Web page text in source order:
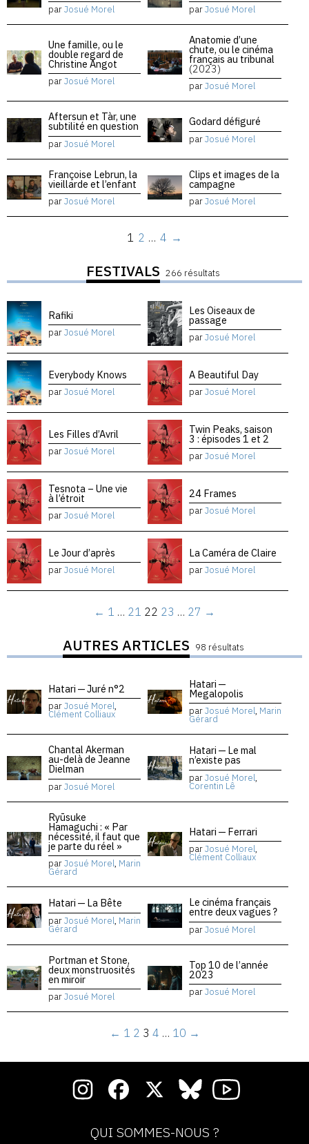
parJosué Morel parJosué Morel
Une famille, ou le
double regard de
Christine Angot
parJosué Morel
Anatomie d’une
chute, ou le cinéma
français au tribunal
(2023)
parJosué Morel
Aftersun et Tàr, une
subtilité en question
parJosué Morel
Godard défiguré
parJosué Morel
Françoise Lebrun, la
vieillarde et l’enfant
parJosué Morel
Clips et images de la
campagne
parJosué Morel
1 2 … 4 →
FESTIVALS 266 résultats
Rafiki
parJosué Morel
Les Oiseaux de
passage
parJosué Morel
Everybody Knows
parJosué Morel
A Beautiful Day
parJosué Morel
Les Filles d’Avril
parJosué Morel
Twin Peaks, saison
3 : épisodes 1 et 2
parJosué Morel
Tesnota – Une vie
à l’étroit
parJosué Morel
24 Frames
parJosué Morel
Le Jour d’après
parJosué Morel
La Caméra de Claire
parJosué Morel
← 1 … 21 22 23 … 27 →
AUTRES ARTICLES 98 résultats
Hatari — Juré n°2
parJosué Morel,
Clément Colliaux
Hatari —
Megalopolis
parJosué Morel, Marin
Gérard
Chantal Akerman
au-delà de Jeanne
Dielman
parJosué Morel
Hatari — Le mal
n’existe pas
parJosué Morel,
Corentin Lê
Ryūsuke
Hamaguchi : « Par
nécessité, il faut que
je parte du réel »
parJosué Morel, Marin
Gérard
Hatari — Ferrari
parJosué Morel,
Clément Colliaux
Hatari — La Bête
parJosué Morel, Marin
Gérard
Le cinéma français
entre deux vagues ?
parJosué Morel
Portman et Stone,
deux monstruosités
en miroir
parJosué Morel
Top 10 de l’année
2023
parJosué Morel
← 1 2 3 4 … 10 →
QUI SOMMES-NOUS ?